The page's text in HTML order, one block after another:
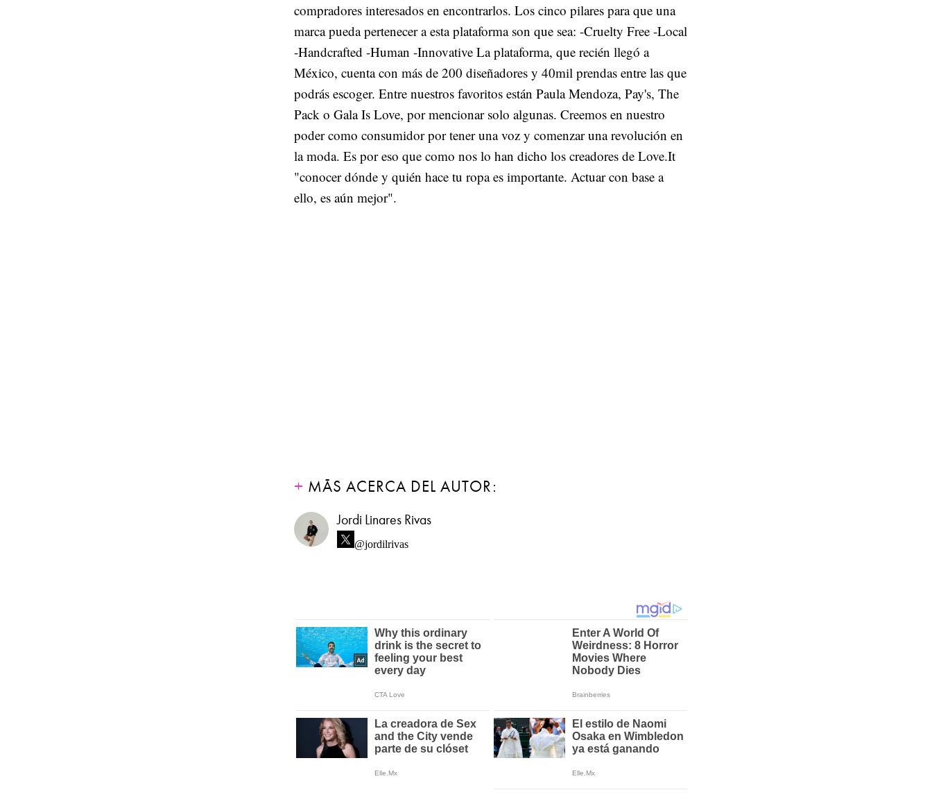
compradores interesados en encontrarlos. Los cinco pilares para que una
marca pueda pertenecer a esta plataforma son que sea: -Cruelty Free -Local
-Handcrafted -Human -Innovative La plataforma, que recién llegó a
México, cuenta con más de 200 diseñadores y 40mil prendas entre las que
podrás escoger. Entre nuestros favoritos están Paula Mendoza, Pay's, The
Pack o Gala Is Love, por mencionar solo algunas. Creemos en nuestro
poder como consumidor por tener una voz y comenzar una revolución en
la moda. Es por eso que como nos lo han dicho los creadores de Love.It
"conocer dónde y quién hace tu ropa es importante. Actuar con base a
ello, es aún mejor".
MÁS ACERCA DEL AUTOR:
Jordi Linares Rivas
@jordilrivas